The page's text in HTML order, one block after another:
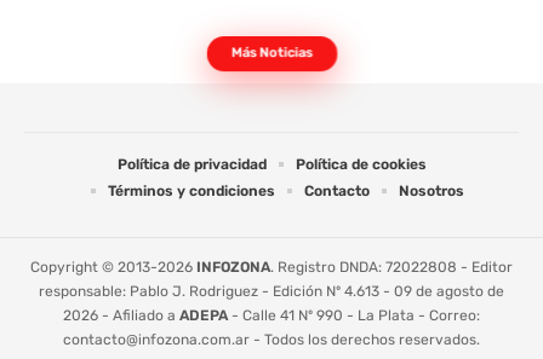
Más Noticias
Política de privacidad
Política de cookies
Términos y condiciones
Contacto Nosotros
Copyright © 2013-2026 INFOZONA. Registro DNDA: 72022808 - Editor
responsable: Pablo J. Rodriguez - Edición Nº 4.613 - 09 de agosto de
2026 - Afiliado a ADEPA- Calle 41 Nº 990 - La Plata - Correo:
contacto@infozona.com.ar - Todos los derechos reservados.